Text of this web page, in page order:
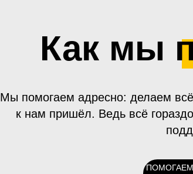
Как мы
Мы помогаем адресно: делаем
к нам пришёл. Ведь всё